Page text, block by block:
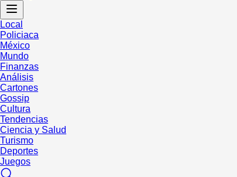
Local
Policiaca
México
Mundo
Finanzas
Análisis
Cartones
Gossip
Cultura
Tendencias
Ciencia y Salud
Turismo
Deportes
Juegos